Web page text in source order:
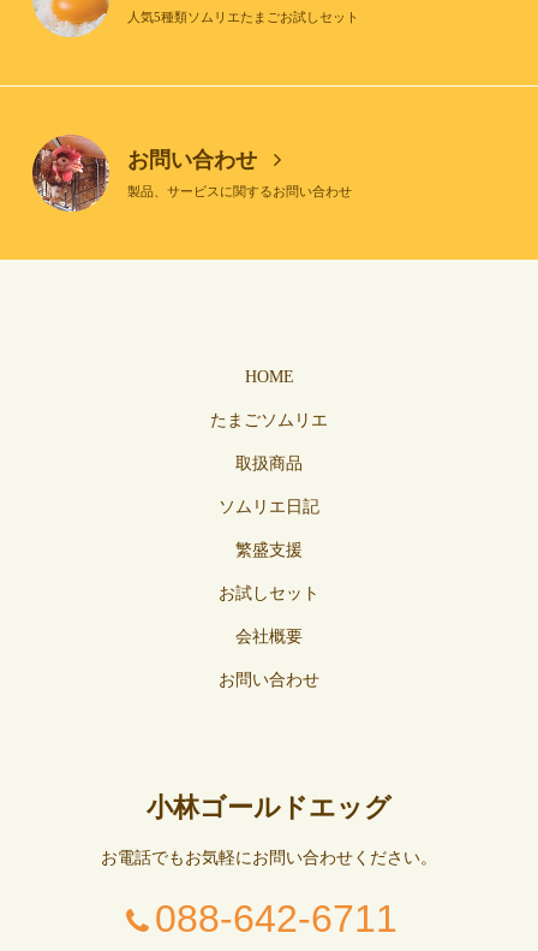
人気5種類ソムリエたまごお試しセット
お問い合わせ
製品、サービスに関するお問い合わせ
HOME
たまごソムリエ
取扱商品
ソムリエ日記
繁盛支援
お試しセット
会社概要
お問い合わせ
小林ゴールドエッグ
お電話でもお気軽にお問い合わせください。
088-642-6711